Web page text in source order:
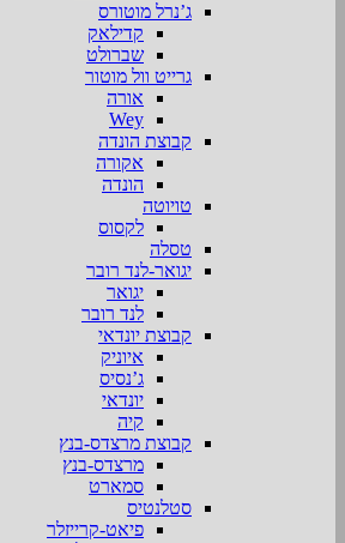
ג’נרל מוטורס
קדילאק
שברולט
גרייט וול מוטור
אורה
Wey
קבוצת הונדה
אקורה
הונדה
טויוטה
לקסוס
טסלה
יגואר-לנד רובר
יגואר
לנד רובר
קבוצת יונדאי
איוניק
ג’נסיס
יונדאי
קיה
קבוצת מרצדס-בנץ
מרצדס-בנץ
סמארט
סטלנטיס
פיאט-קרייזלר